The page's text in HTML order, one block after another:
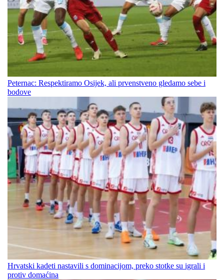
Peternac: Respektiramo Osijek, ali prvenstveno gledamo sebe i
bodove
Hrvatski kadeti nastavili s dominacijom, preko stotke su igrali i
protiv domaćina